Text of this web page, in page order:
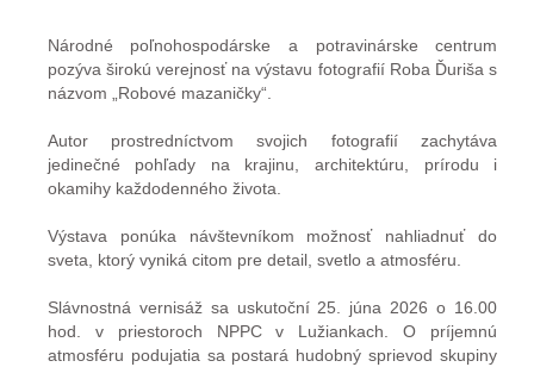
Národné poľnohospodárske a potravinárske centrum
pozýva širokú verejnosť na výstavu fotografií Roba Ďuriša s
názvom „Robové mazaničky“.
Autor prostredníctvom svojich fotografií zachytáva
jedinečné pohľady na krajinu, architektúru, prírodu i
okamihy každodenného života.
Výstava ponúka návštevníkom možnosť nahliadnuť do
sveta, ktorý vyniká citom pre detail, svetlo a atmosféru.
Slávnostná vernisáž sa uskutoční 25. júna 2026 o 16.00
hod. v priestoroch NPPC v Lužiankach. O príjemnú
atmosféru podujatia sa postará hudobný sprievod skupiny